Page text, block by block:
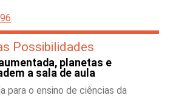
Possibilidades
planetas e
a sala de aula
para o ensino de ciências da